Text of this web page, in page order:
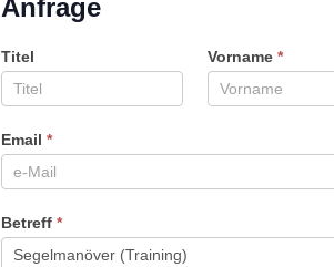
Anfrage
Titel Vorname *
Email *
Betreff *